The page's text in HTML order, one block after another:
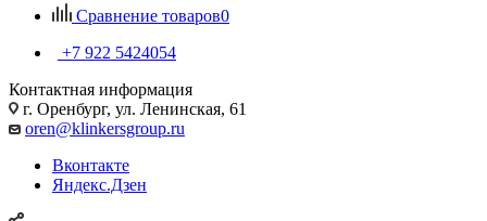
Сравнение товаров0
+7 922 5424054
Контактная информация
г. Оренбург, ул. Ленинская, 61
oren@klinkersgroup.ru
Вконтакте
Яндекс.Дзен